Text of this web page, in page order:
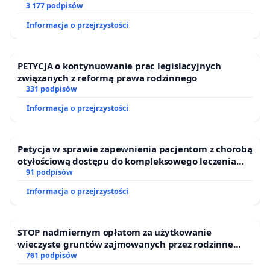
• Projekty 836 i 700 trafią pod obrady Sejmu
jeszcze w tej sesji, aby realne zmiany mogły
• Państwo przejmie odpowiedzialność za
finansowanie profilaktyki (sterylizacji), co w
schronisk.
bezpieczeństwo, dlatego my stajemy w ich obronie.
Liczymy na Państwa empatię i poczucie obowiązku
wobec czujących istot, które cierpią glownie w
Dziękujemy za każde wsparcie tego apelu. Twój
finansowej kluczowych urzędników i sędziów
3 177 podpisów
Informacja o przejrzystości
PETYCJA o kontynuowanie prac legislacyjnych
związanych z reformą prawa rodzinnego
331 podpisów
Informacja o przejrzystości
Petycja w sprawie zapewnienia pacjentom z chorobą
otyłościową dostępu do kompleksowego leczenia
oraz programów profilaktycznych.
91 podpisów
Informacja o przejrzystości
STOP nadmiernym opłatom za użytkowanie
wieczyste gruntów zajmowanych przez rodzinne
ogrody działkowe.
761 podpisów